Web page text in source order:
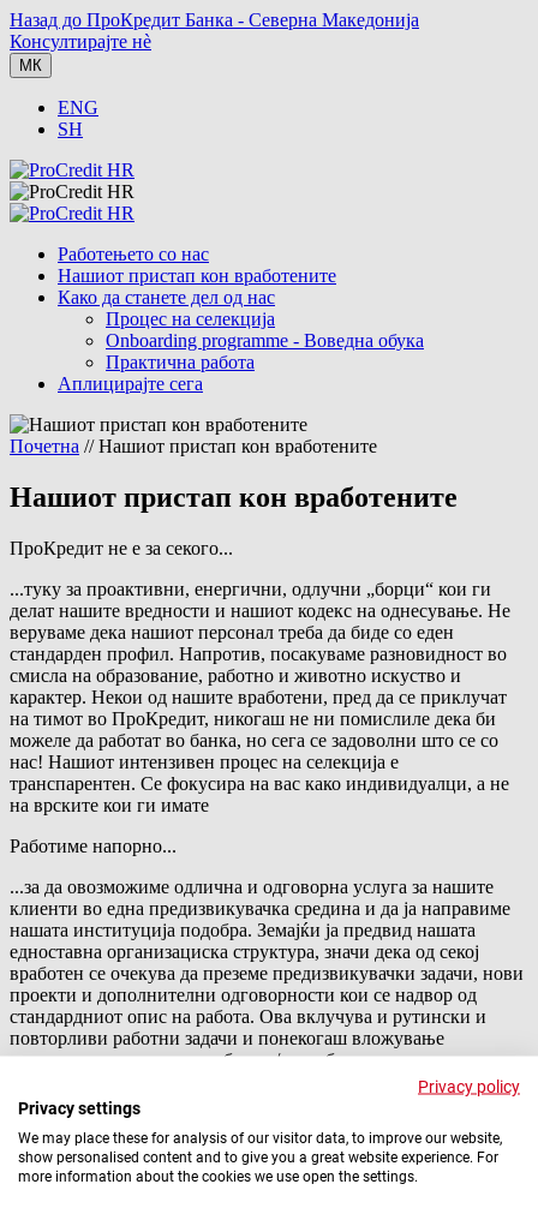
Назад до ПроКредит Банка - Северна Македонија
Консултирајте нè
МК
ENG
SH
Работењето со нас
Нашиот пристап кон вработените
Како да станете дел од нас
Процес на селекција
Onboarding programme - Воведна обука
Практична работа
Аплицирајте сега
Почетна // Нашиот пристап кон вработените
Нашиот пристап кон вработените
ПроКредит не е за секого...
...туку за проактивни, енергични, одлучни „борци“ кои ги
делат нашите вредности и нашиот кодекс на однесување. Не
веруваме дека нашиот персонал треба да биде со еден
стандарден профил. Напротив, посакуваме разновидност во
смисла на образование, работно и животно искуство и
карактер. Некои од нашите вработени, пред да се приклучат
на тимот во ПроКредит, никогаш не ни помислиле дека би
можеле да работат во банка, но сега се задоволни што се со
нас! Нашиот интензивен процес на селекција е
транспарентен. Се фокусира на вас како индивидуалци, а не
на врските кои ги имате
Работиме напорно...
...за да овозможиме одлична и одговорна услуга за нашите
клиенти во една предизвикувачка средина и да ја направиме
нашата институција подобра. Земајќи ја предвид нашата
едноставна организациска структура, значи дека од секој
вработен се очекува да преземе предизвикувачки задачи, нови
проекти и дополнителни одговорности кои се надвор од
стандардниот опис на работа. Ова вклучува и рутински и
повторливи работни задачи и понекогаш вложување
дополнително време за работа и/или обука
Секој од нас придонесува...
...директно кон успехот на институцијата, а резултатите од
нашата работа се видливи. Нашата едноставна организациска
структура и непостоењето на комплексна хиерархија даваат
Privacy policy
Privacy settings
We may place these for analysis of our visitor data, to improve our website,
show personalised content and to give you a great website experience. For
more information about the cookies we use open the settings.